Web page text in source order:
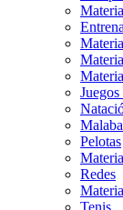
Juegos
Pelotas
Redes
Tenis